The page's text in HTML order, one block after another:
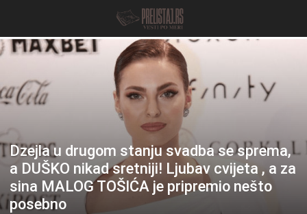
Dzejla u drugom stanju svadba se sprema,
a DUŠKO nikad sretniji! Ljubav cvijeta , a za
sina MALOG TOŠIĆA je pripremio nešto
posebno